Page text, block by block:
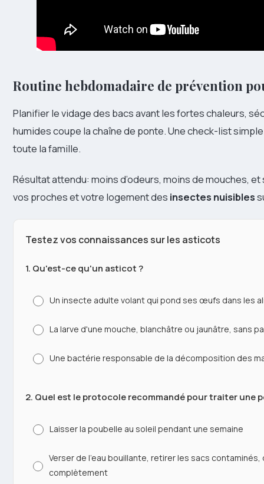
Routine hebdomadaire de prévention
Planifier le vidage des bacs avant les fortes chaleurs,
humides coupe la chaîne de ponte. Une check-list
toute la famille.
Résultat attendu: moins d’odeurs, moins de mouches, et
vos proches et votre logement des insectes nuisibles
Testez vos connaissances sur les asticots
1. Qu'est-ce qu'un asticot ?
Un insecte adulte volant qui pond ses œufs dans les
La larve d'une mouche, blanchâtre ou jaunâtre, sans
Une bactérie responsable de la décomposition des
2. Quel est le protocole recommandé pour traiter une
Laisser la poubelle au soleil pendant une semaine
Verser de l'eau bouillante, retirer les sacs
complètement